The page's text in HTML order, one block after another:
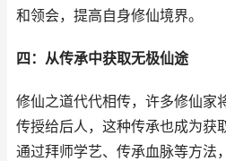
和领会，提高自身修仙境界。
四：从传承中获取无极仙途
修仙之道代代相传，许多修仙家
传授给后人，这种传承也成为获
通过拜师学艺、传承血脉等方法